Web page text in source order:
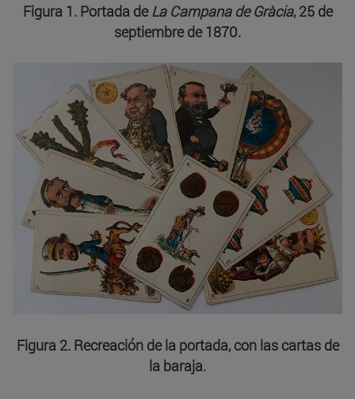
Figura 1. Portada de La Campana de Gràcia, 25 de
septiembre de 1870.
Figura 2. Recreación de la portada, con las cartas de
la baraja.